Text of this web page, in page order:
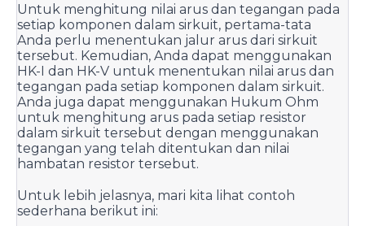
Untuk menghitung nilai arus dan tegangan pada
setiap komponen dalam sirkuit, pertama-tata
Anda perlu menentukan jalur arus dari sirkuit
tersebut. Kemudian, Anda dapat menggunakan
HK-I dan HK-V untuk menentukan nilai arus dan
tegangan pada setiap komponen dalam sirkuit.
Anda juga dapat menggunakan Hukum Ohm
untuk menghitung arus pada setiap resistor
dalam sirkuit tersebut dengan menggunakan
tegangan yang telah ditentukan dan nilai
hambatan resistor tersebut.
Untuk lebih jelasnya, mari kita lihat contoh
sederhana berikut ini: